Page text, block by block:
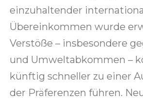
einzuhaltender
Übereinkommen wurde
Verstöße – insbesondere
und Umweltabkommen –
künftig schneller zu einer
der Präferenzen führen.